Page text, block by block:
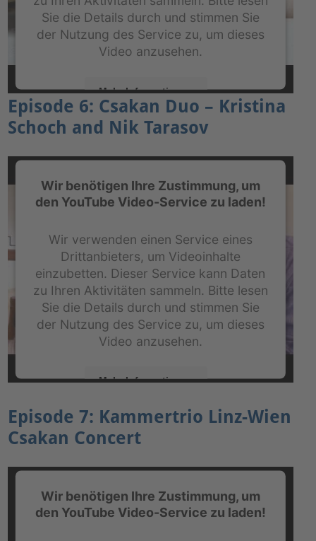
Sie die Details durch und stimmen Sie
der Nutzung des Service zu, um dieses
Video anzusehen.
Mehr Informationen
Akzeptieren
Episode 6: Csakan Duo – Kristina
Schoch and Nik Tarasov
Wir benötigen Ihre Zustimmung, um
den YouTube Video-Service zu laden!
Wir verwenden einen Service eines
Drittanbieters, um Videoinhalte
einzubetten. Dieser Service kann Daten
zu Ihren Aktivitäten sammeln. Bitte lesen
Sie die Details durch und stimmen Sie
der Nutzung des Service zu, um dieses
Video anzusehen.
Mehr Informationen
Akzeptieren
powered byUsercentrics Consent Management
Episode 7: Kammertrio Linz-Wien
Csakan Concert
Wir benötigen Ihre Zustimmung, um
den YouTube Video-Service zu laden!